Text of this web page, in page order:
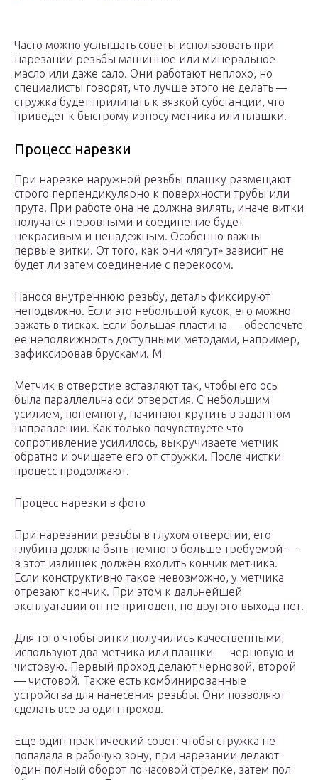
Часто можно услышать советы использовать при
нарезании резьбы машинное или минеральное
масло или даже сало. Они работают неплохо, но
специалисты говорят, что лучше этого не делать —
стружка будет прилипать к вязкой субстанции, что
приведет к быстрому износу метчика или плашки.
Процесс нарезки
При нарезке наружной резьбы плашку размещают
строго перпендикулярно к поверхности трубы или
прута. При работе она не должна вилять, иначе витки
получатся неровными и соединение будет
некрасивым и ненадежным. Особенно важны
первые витки. От того, как они «лягут» зависит не
будет ли затем соединение с перекосом.
Нанося внутреннюю резьбу, деталь фиксируют
неподвижно. Если это небольшой кусок, его можно
зажать в тисках. Если большая пластина — обеспечьте
ее неподвижность доступными методами, например,
зафиксировав брусками. М
Метчик в отверстие вставляют так, чтобы его ось
была параллельна оси отверстия. С небольшим
усилием, понемногу, начинают крутить в заданном
направлении. Как только почувствуете что
сопротивление усилилось, выкручиваете метчик
обратно и очищаете его от стружки. После чистки
процесс продолжают.
Процесс нарезки в фото
При нарезании резьбы в глухом отверстии, его
глубина должна быть немного больше требуемой —
в этот излишек должен входить кончик метчика.
Если конструктивно такое невозможно, у метчика
отрезают кончик. При этом к дальнейшей
эксплуатации он не пригоден, но другого выхода нет.
Для того чтобы витки получились качественными,
используют два метчика или плашки — черновую и
чистовую. Первый проход делают черновой, второй
— чистовой. Также есть комбинированные
устройства для нанесения резьбы. Они позволяют
сделать все за один проход.
Еще один практический совет: чтобы стружка не
попадала в рабочую зону, при нарезании делают
один полный оборот по часовой стрелке, затем пол